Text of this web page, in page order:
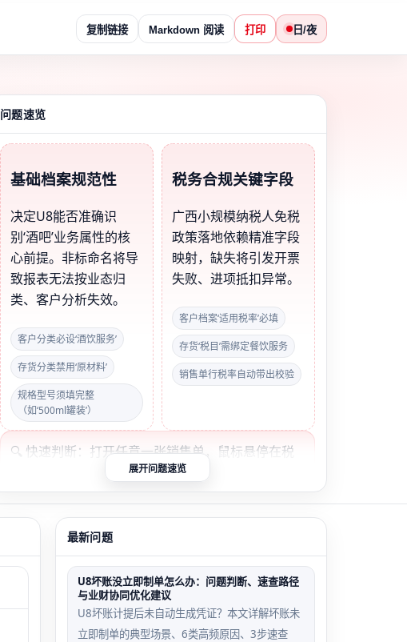
复制链接 Markdown 阅读 打印 日/夜
问题速览
基础档案规范性
决定U8能否准确识
别‘酒吧’业务属性的核
心前提。非标命名将导
致报表无法按业态归
类、客户分析失效。
客户分类必设‘酒饮服务’
存货分类禁用‘原材料’
规格型号须填完整
（如‘500ml罐装’）
税务合规关键字段
广西小规模纳税人免税
政策落地依赖精准字段
映射，缺失将引发开票
失败、进项抵扣异常。
客户档案‘适用税率’必填
存货‘税目’需绑定餐饮服务
销售单行税率自动带出校验
🔍 快速判断：打开任意一张销售单，鼠标悬停在税
率列——若显示‘未设置’或空白，即判定为税务字段
缺失，需优先修复客户档案与存货税目绑定。
将‘桂平XX酒吧’归入‘制
造业客户’，导致毛利分
析取错成本结转路径
洋酒存货档案未关联‘餐
饮服务’税目，销售单税
率列始终为空白
展开问题速览
最新问题
U8坏账没立即制单怎么办：问题判断、速查路径
与业财协同优化建议
U8坏账计提后未自动生成凭证？本文详解坏账未
立即制单的典型场景、6类高频原因、3步速查